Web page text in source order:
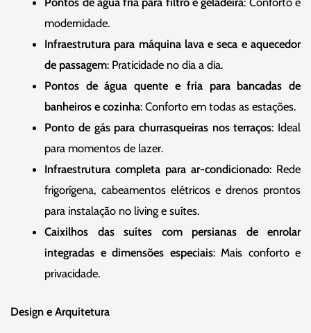
modernidade.
Infraestrutura para máquina lava e seca e aquecedor
de passagem: Praticidade no dia a dia.
Pontos de água quente e fria para bancadas de
banheiros e cozinha: Conforto em todas as estações.
Ponto de gás para churrasqueiras nos terraços: Ideal
para momentos de lazer.
Infraestrutura completa para ar-condicionado: Rede
frigorígena, cabeamentos elétricos e drenos prontos
para instalação no living e suítes.
Caixilhos das suítes com persianas de enrolar
integradas e dimensões especiais: Mais conforto e
privacidade.
Design e Arquitetura